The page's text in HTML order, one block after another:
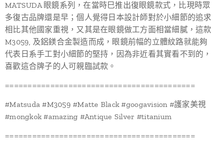
MATSUDA 眼鏡系列，在當時巳推出復眼鏡款式，比現時眾
多復古品牌還是早；個人覺得日本設計師對於小細節的追求
相比其他國家重視，又其是在眼鏡做工方面相當細膩，這款
M3059, 及鋁鎂合金製造而成，眼鏡前幅的立體紋路就能夠
代表日系手工對小細節的堅持，因為非近看其實看不到的，
喜歡這合牌子的人可親臨試款。
==========================================
#Matsuda #M3059 #Matte Black #googavision #護家美視
#mongkok #amazing #Antique Silver #titanium
==========================================